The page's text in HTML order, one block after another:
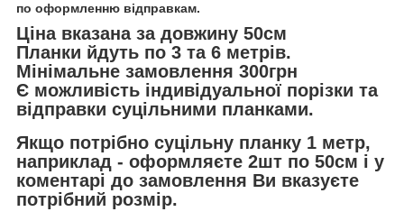
по оформленню відправкам.
Ціна вказана за довжину 50см
Планки йдуть по 3 та 6 метрів.
Мінімальне замовлення 300грн
Є можливість індивідуальної порізки та
відправки суцільними планками.
Якщо потрібно суцільну планку 1 метр,
наприклад - оформляєте 2шт по 50см і у
коментарі до замовлення Ви вказуєте
потрібний розмір.